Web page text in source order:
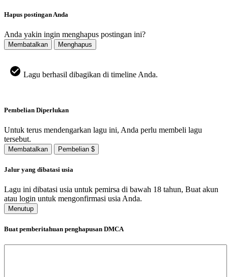
Hapus postingan Anda
Anda yakin ingin menghapus postingan ini?
Membatalkan Menghapus
Lagu berhasil dibagikan di timeline Anda.
Pembelian Diperlukan
Untuk terus mendengarkan lagu ini, Anda perlu membeli lagu
tersebut.
Membatalkan Pembelian $
Jalur yang dibatasi usia
Lagu ini dibatasi usia untuk pemirsa di bawah 18 tahun, Buat akun
atau login untuk mengonfirmasi usia Anda.
Menutup
Buat pemberitahuan penghapusan DMCA